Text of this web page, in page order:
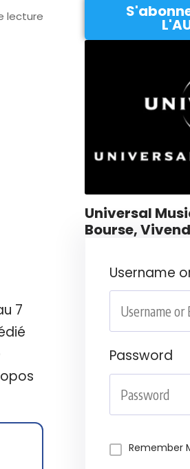
lecture
7
Universal
Bourse,
Username
Password
Remember